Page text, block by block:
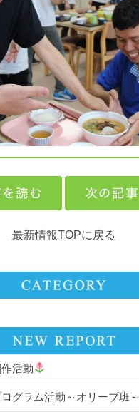
最新情報TOPに戻る
活動
グラム活動～オリーブ班～